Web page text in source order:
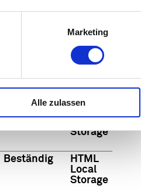
Marketing
Alle zulassen
Sitzung
HTTP-
HTTP-
Storage
Beständig
HTML
Local
Storage